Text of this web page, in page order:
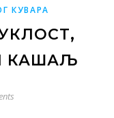
КУВАРА
КАШАЉ